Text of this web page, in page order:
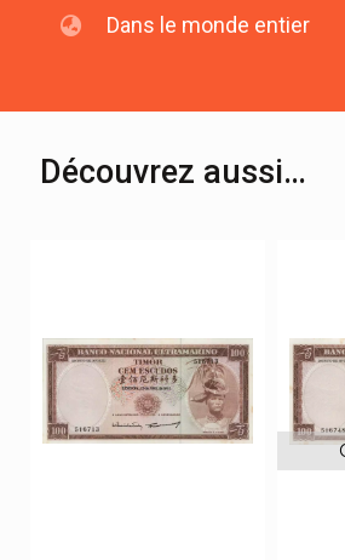
Dans le monde entier
Découvrez aussi…